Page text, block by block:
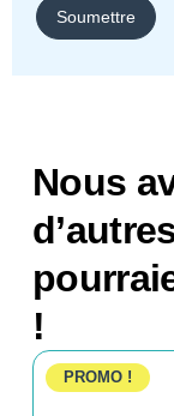
Nous
!
PROMO !